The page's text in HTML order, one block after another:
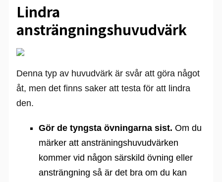
Lindra
ansträngningshuvudvärk
Denna typ av huvudvärk är svår att göra något
åt, men det finns saker att testa för att lindra
den.
Gör de tyngsta övningarna sist. Om du
märker att ansträningshuvudvärken
kommer vid någon särskild övning eller
ansträngning så är det bra om du kan